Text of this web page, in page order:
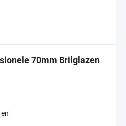
70mm Brilglazen